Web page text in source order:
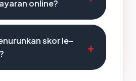
online?
skor le-